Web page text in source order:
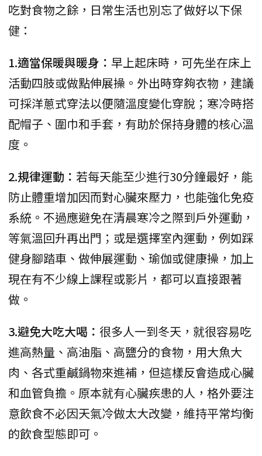
吃對食物之餘，日常生活也別忘了做好以下保
健：
1.適當保暖與暖身： 早上起床時，可先坐在床上
活動四肢或做點伸展操。外出時穿夠衣物，建議
可採洋蔥式穿法以便隨溫度變化穿脫；寒冷時搭
配帽子、圍巾和手套，有助於保持身體的核心溫
度。
2.規律運動： 若每天能至少進行30分鐘最好，能
防止體重增加因而對心臟來壓力，也能強化免疫
系統。不過應避免在清晨寒冷之際到戶外運動，
等氣溫回升再出門；或是選擇室內運動，例如踩
健身腳踏車、做伸展運動、瑜伽或健康操，加上
現在有不少線上課程或影片，都可以直接跟著
做。
3.避免大吃大喝： 很多人一到冬天，就很容易吃
進高熱量、高油脂、高鹽分的食物，用大魚大
肉、各式重鹹鍋物來進補，但這樣反會造成心臟
和血管負擔。原本就有心臟疾患的人，格外要注
意飲食不必因天氣冷做太大改變，維持平常均衡
的飲食型態即可。